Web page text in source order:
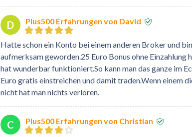
D Plus500 Erfahrungen von David
Hatte schon ein Konto bei einem anderen Broker und
aufmerksam geworden.25 Euro Bonus ohne
hat wunderbar funktioniert.So kann man das ganze im
Euro gratis einstreichen und damit traden.Wenn einem
nicht hat man nichts verloren.
C Plus500 Erfahrungen von Christian